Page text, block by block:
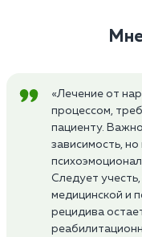
«Лечение от
процессом,
пациенту.
зависимость,
Следует
медицинской и
рецидива